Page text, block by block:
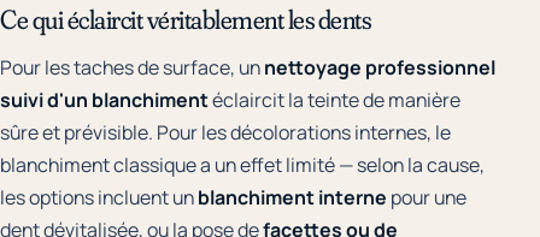
Ce qui éclaircit véritablement les dents
Pour les taches de surface, unnettoyage professionnel
suivi d'un blanchimentéclaircit la teinte de manière
sûre et prévisible. Pour les décolorations internes, le
blanchiment classique a un effet limité — selon la cause,
les options incluent unblanchiment interne pour une
dent dévitalisée, ou la pose defacettes ou de